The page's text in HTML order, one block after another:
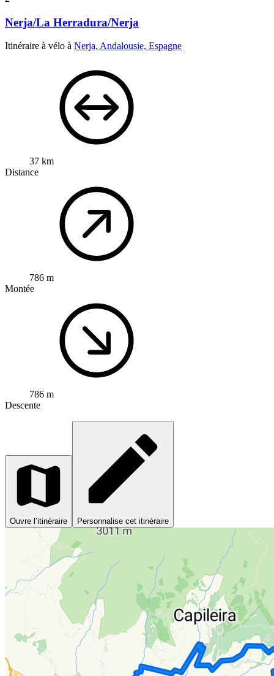
Nerja/La Herradura/Nerja
Itinéraire à vélo à Nerja, Andalousie, Espagne
37 km
Distance
786 m
Montée
786 m
Descente
Ouvre l’itinéraire Personnalise cet itinéraire